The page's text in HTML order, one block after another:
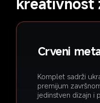
Crveni
Komplet sadrži
premijum
jedinstven dizajn i